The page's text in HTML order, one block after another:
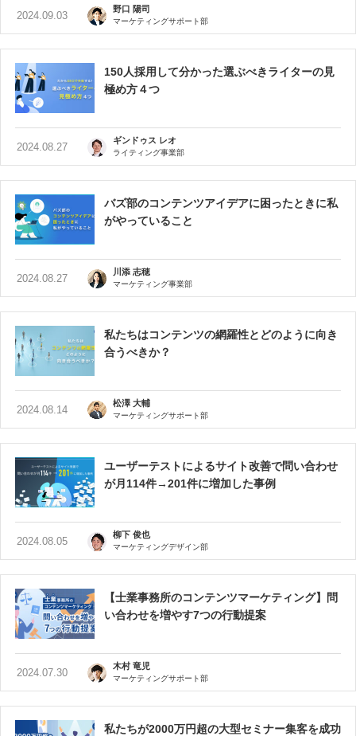
2024.09.03
野口 陽司
マーケティングサポート部
150人採用して分かった選ぶべきライターの見
極め方４つ
2024.08.27
ギンドゥス レオ
ライティング事業部
バズ部のコンテンツアイデアに困ったときに私
がやっていること
2024.08.27
川添 志穂
マーケティング事業部
私たちはコンテンツの網羅性とどのように向き
合うべきか？
2024.08.14
松澤 大輔
マーケティングサポート部
ユーザーテストによるサイト改善で問い合わせ
が月114件→201件に増加した事例
2024.08.05
柳下 俊也
マーケティングデザイン部
【士業事務所のコンテンツマーケティング】問
い合わせを増やす7つの行動提案
2024.07.30
木村 竜児
マーケティングサポート部
私たちが2000万円超の大型セミナー集客を成功